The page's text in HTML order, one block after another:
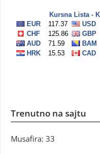
Trenutno na sajtu
Musafira: 33